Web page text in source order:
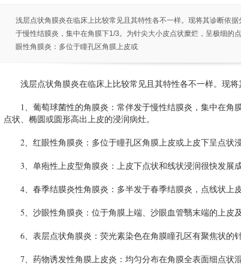
浅层点状角膜炎在临床上比较常见且其特性各不一样。现将其诊断依
于慢性结膜炎，集中在角膜下1/3。为针尖大小皮点状糜烂，呈极细的
眼性角膜炎：多位于瞳孔区角膜上皮或
浅层点状角膜炎在临床上比较常见且其特性各不一样。现将
1、葡萄球菌性的角膜炎：常伴发于慢性结膜炎，集中在角
点状、椭圆或圆形高出上皮的浸润病灶。
2、红眼性角膜炎：多位于瞳孔区角膜上皮或上皮下呈点状浸
3、单疱性上皮型角膜炎：上皮下点状和线状浸润很快发展成
4、春季结膜炎性角膜炎：多半发于春季结膜炎，点线状上皮
5、沙眼性角膜炎：位于角膜上端、沙眼血管翳末端的上皮及
6、表层点状角膜炎：荧光素染色在角膜瞳孔区有聚焦状的针
7、药物诱发性角膜上皮炎：均匀分布在角膜全表面细点状混